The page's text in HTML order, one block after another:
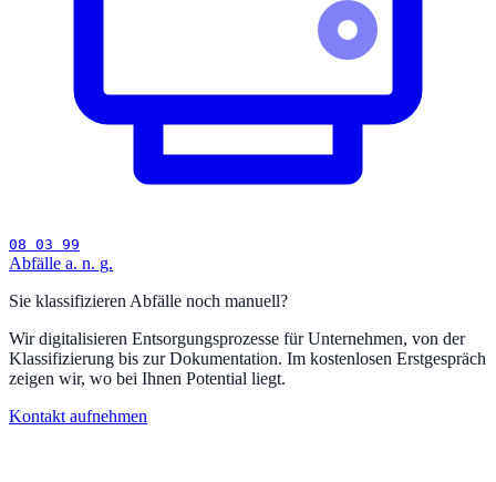
08 03 99
Abfälle a. n. g.
Sie klassifizieren Abfälle noch manuell?
Wir digitalisieren Entsorgungsprozesse für Unternehmen, von der
Klassifizierung bis zur Dokumentation. Im kostenlosen Erstgespräch
zeigen wir, wo bei Ihnen Potential liegt.
Kontakt aufnehmen